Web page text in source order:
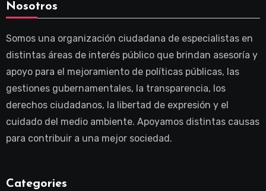
Nosotros
Somos una organización ciudadana de especialistas en
distintas áreas de interés público que brindan asesoría y
apoyo para el mejoramiento de políticas públicas, las
gestiones gubernamentales, la transparencia, los
derechos ciudadanos, la libertad de expresión y el
cuidado del medio ambiente. Apoyamos distintas causas
para contribuir a una mejor sociedad.
Categories